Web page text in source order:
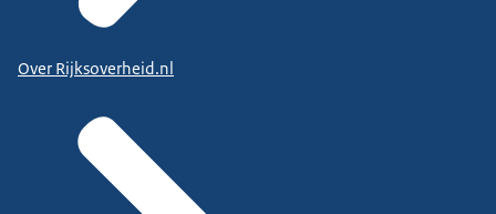
Over Rijksoverheid.nl